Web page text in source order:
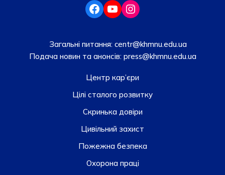
Загальні питання: centr@khmnu.edu.ua
Подача новин та анонсів:press@khmnu.edu.ua
Центр кар’єри
Цілі сталого розвитку
Скринька довiри
Цивільний захист
Пожежна безпека
Охорона праці